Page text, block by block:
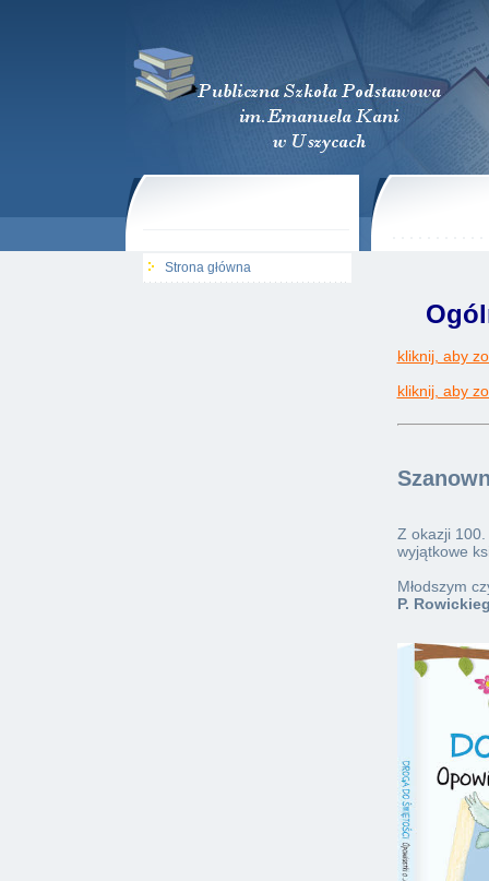
Strona główna
kliknij, aby
kliknij, aby
Z okazji 100.
wyjątkowe
Młodszym
P.